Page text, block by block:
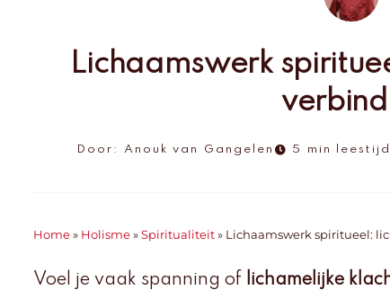
Lichaamswerk
Door: Anouk van Gangelen 5 min leestijd
Home » Holisme » Spiritualiteit » Lichaamswerk spiritueel:
Voel je vaak spanning of lichamelijke